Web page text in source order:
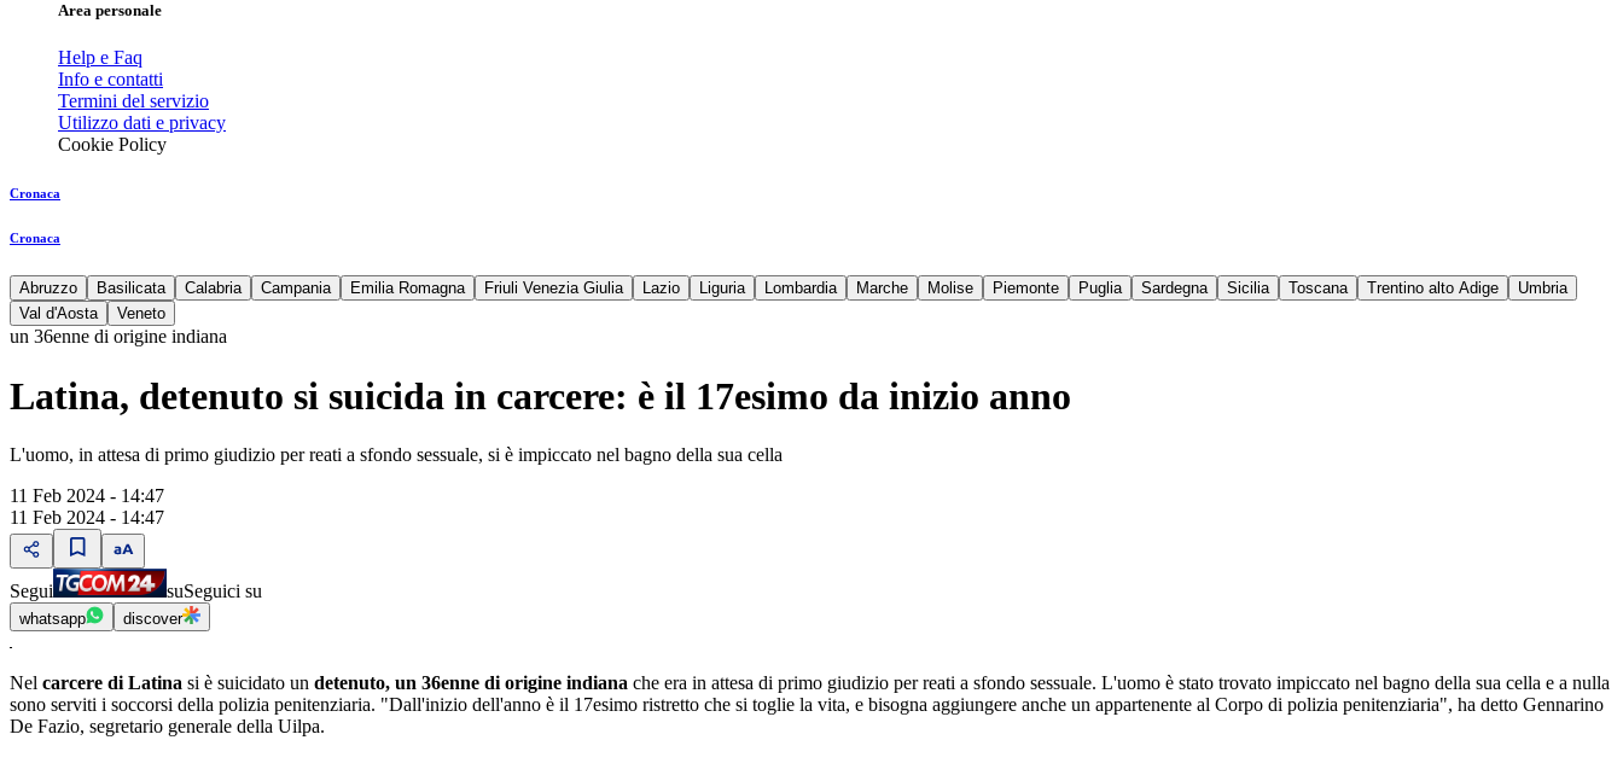
Area personale
Help e Faq
Info e contatti
Termini del servizio
Utilizzo dati e privacy
Cookie Policy
Cronaca
Cronaca
Abruzzo Basilicata Calabria Campania Emilia Romagna Friuli Venezia Giulia Lazio Liguria Lombardia Marche Molise Piemonte Puglia Sardegna Sicilia Toscana Trentino alto Adige
Umbria
Val d'Aosta
Veneto
un 36enne di origine indiana
Latina, detenuto si suicida in carcere: è il 17esimo da inizio anno
L'uomo, in attesa di primo giudizio per reati a sfondo sessuale, si è impiccato nel bagno della sua cella
11 Feb 2024 - 14:47
11 Feb 2024 - 14:47
Segui suSeguici su
whatsapp discover
Nel carcere di Latina si è suicidato un detenuto, un 36enne di origine indiana che era in attesa di primo giudizio per reati a sfondo sessuale. L'uomo è stato trovato impiccato nel bagno della sua cella e a nulla
sono serviti i soccorsi della polizia penitenziaria. "Dall'inizio dell'anno è il 17esimo ristretto che si toglie la vita, e bisogna aggiungere anche un appartenente al Corpo di polizia penitenziaria", ha detto Gennarino
De Fazio, segretario generale della Uilpa.